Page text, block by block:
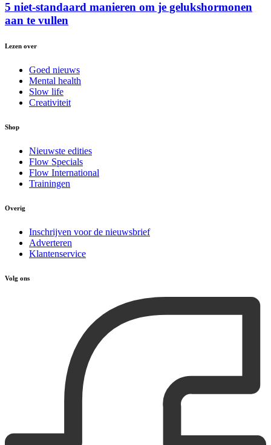
5 niet-standaard manieren om je gelukshormonen
aan te vullen
Lezen over
Goed nieuws
Mental health
Slow life
Creativiteit
Shop
Nieuwste edities
Flow Specials
Flow International
Trainingen
Overig
Inschrijven voor de nieuwsbrief
Adverteren
Klantenservice
Volg ons